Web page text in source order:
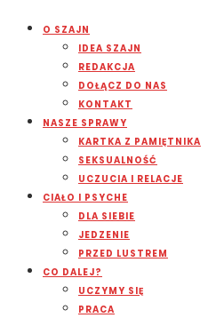
O SZAJN
IDEA SZAJN
REDAKCJA
DOŁĄCZ DO NAS
KONTAKT
NASZE SPRAWY
KARTKA Z PAMIĘTNIKA
SEKSUALNOŚĆ
UCZUCIA I RELACJE
CIAŁO I PSYCHE
DLA SIEBIE
JEDZENIE
PRZED LUSTREM
CO DALEJ?
UCZYMY SIĘ
PRACA